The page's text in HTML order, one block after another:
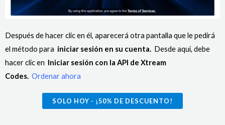
Después de hacer clic en él, aparecerá otra pantalla que le pedirá
el método para iniciar sesión en su cuenta. Desde aquí, debe
hacer clic en Iniciar sesión con la API de Xtream
Codes. Ordenar ahora
SOLO HOY - ¡50% DE DESCUENTO!